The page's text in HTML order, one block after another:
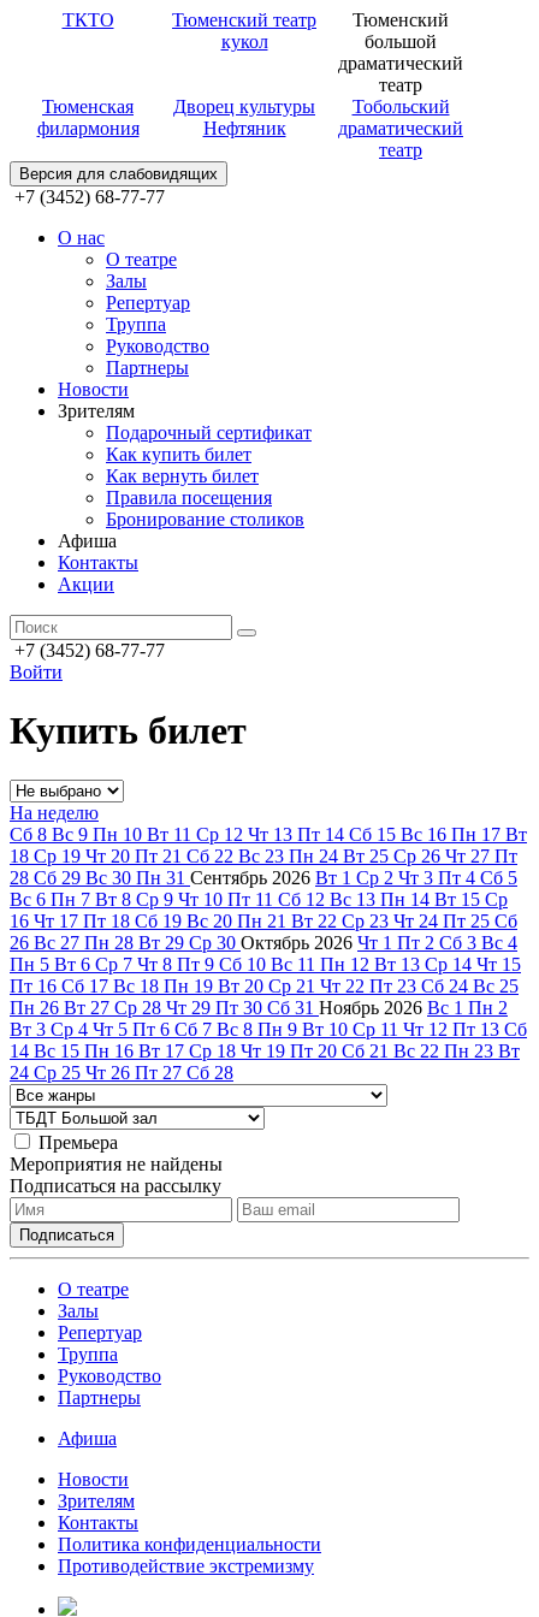
ТКТО
Тюменский театр
кукол
Тюменский
большой
драматический
театр
Тюменская
филармония
Дворец культуры
Нефтяник
Тобольский
драматический
театр
Версия для слабовидящих
+7 (3452) 68-77-77
О нас
О театре
Залы
Репертуар
Труппа
Руководство
Партнеры
Новости
Зрителям
Подарочный сертификат
Как купить билет
Как вернуть билет
Правила посещения
Бронирование столиков
Афиша
Контакты
Акции
+7 (3452) 68-77-77
Войти
Купить билет
На неделю
Сб 8 Вс 9 Пн 10 Вт 11 Ср 12 Чт 13 Пт 14 Сб 15 Вс 16 Пн 17 Вт
18 Ср 19 Чт 20 Пт 21 Сб 22 Вс 23 Пн 24 Вт 25 Ср 26 Чт 27 Пт
28 Сб 29 Вс 30 Пн 31 Сентябрь 2026 Вт 1 Ср 2 Чт 3 Пт 4 Сб 5
Вс 6 Пн 7 Вт 8 Ср 9 Чт 10 Пт 11 Сб 12 Вс 13 Пн 14 Вт 15 Ср
16 Чт 17 Пт 18 Сб 19 Вс 20 Пн 21 Вт 22 Ср 23 Чт 24 Пт 25 Сб
26 Вс 27 Пн 28 Вт 29 Ср 30 Октябрь 2026 Чт 1 Пт 2 Сб 3 Вс 4
Пн 5 Вт 6 Ср 7 Чт 8 Пт 9 Сб 10 Вс 11 Пн 12 Вт 13 Ср 14 Чт 15
Пт 16 Сб 17 Вс 18 Пн 19 Вт 20 Ср 21 Чт 22 Пт 23 Сб 24 Вс 25
Пн 26 Вт 27 Ср 28 Чт 29 Пт 30 Сб 31 Ноябрь 2026 Вс 1 Пн 2
Вт 3 Ср 4 Чт 5 Пт 6 Сб 7 Вс 8 Пн 9 Вт 10 Ср 11 Чт 12 Пт 13 Сб
14 Вс 15 Пн 16 Вт 17 Ср 18 Чт 19 Пт 20 Сб 21 Вс 22 Пн 23 Вт
24 Ср 25 Чт 26 Пт 27 Сб 28
Премьера
Мероприятия не найдены
Подписаться на рассылку
О театре
Залы
Репертуар
Труппа
Руководство
Партнеры
Афиша
Новости
Зрителям
Контакты
Политика конфиденциальности
Противодействие экстремизму